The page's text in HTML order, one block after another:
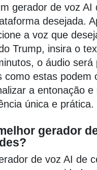
gerador de voz AI
desejada.
a voz que
Trump, insira o
o áudio será
como estas podem
a entonação
única e prática.
gerador
de voz AI de